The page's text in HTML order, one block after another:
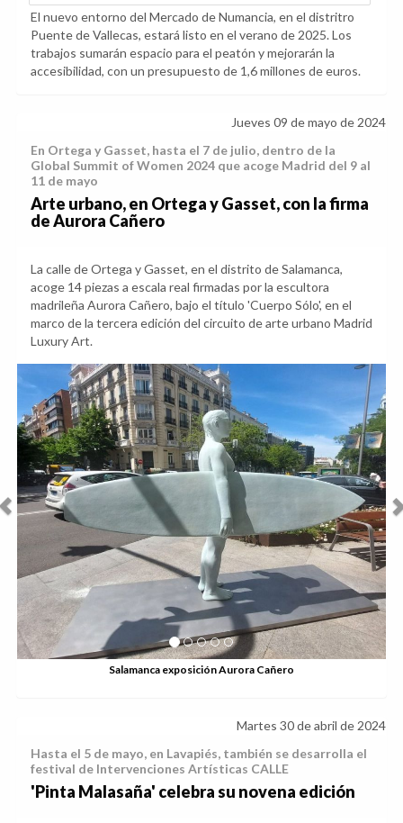
El nuevo entorno del Mercado de Numancia, en el distritro
Puente de Vallecas, estará listo en el verano de 2025. Los
trabajos sumarán espacio para el peatón y mejorarán la
accesibilidad, con un presupuesto de 1,6 millones de euros.
Jueves 09 de mayo de 2024
En Ortega y Gasset, hasta el 7 de julio, dentro de la
Global Summit of Women 2024 que acoge Madrid del 9 al
11 de mayo
Arte urbano, en Ortega y Gasset, con la firma
de Aurora Cañero
La calle de Ortega y Gasset, en el distrito de Salamanca,
acoge 14 piezas a escala real firmadas por la escultora
madrileña Aurora Cañero, bajo el título 'Cuerpo Sólo', en el
marco de la tercera edición del circuito de arte urbano Madrid
Luxury Art.
Salamanca exposición Aurora
Anterior
Martes 30 de abril de 2024
Hasta el 5 de mayo, en Lavapiés, también se desarrolla el
festival de Intervenciones Artísticas CALLE
'Pinta Malasaña' celebra su novena edición